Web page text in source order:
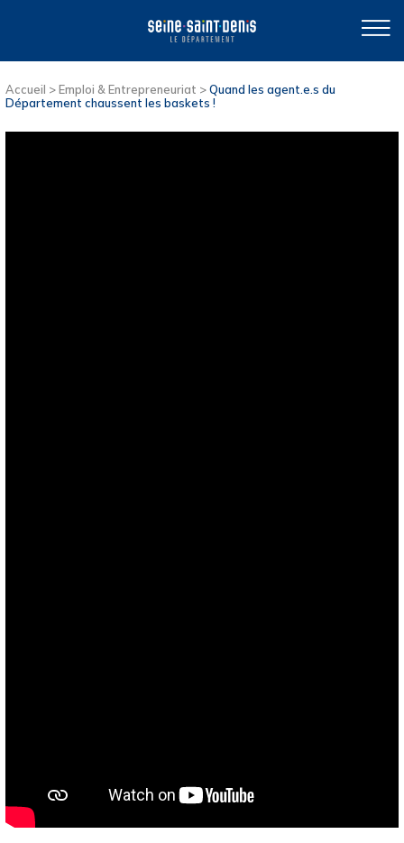
Accueil >Emploi & Entrepreneuriat >Quand les agent.e.s du
Département chaussent les baskets !